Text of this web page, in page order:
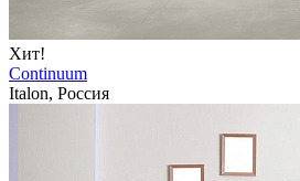
Хит!
Continuum
Italon, Россия